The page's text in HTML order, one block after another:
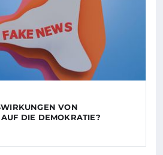
VON
DIE DEMOKRATIE?